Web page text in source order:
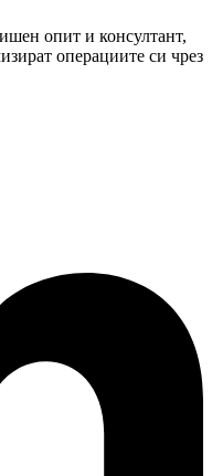
опит и консултант,
операциите си чрез